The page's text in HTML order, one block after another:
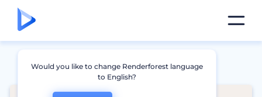
Would you like to change Renderforest language
to English?